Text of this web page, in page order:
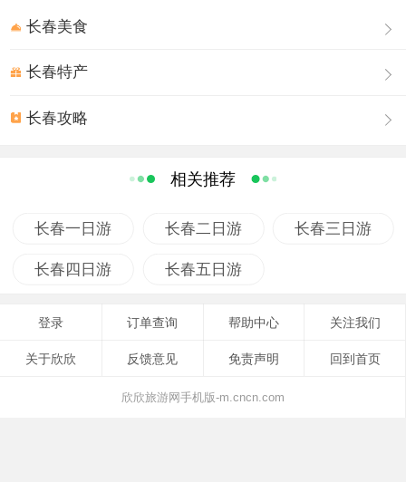
山脚下汉白玉雕琢的仙女擎月曾是净月潭的象征。观潭
级台阶，可参观太平钟楼和碧松净月塔楼。建195级台阶，
是因为“1”、“9”、“5”寓意 “要”、“永久”、“造福”。太平钟楼始
楼以“警钟长鸣、天下太平”而得名。钟声浑厚悠扬。黑色玄
草一木和渴望家乡安定太平、繁荣昌盛。如果万一发生一
次重大森林火灾就在地图上其实际地理位置刻一标记，以
敲响太平钟声，祈祷一世平安。与钟楼比邻拔地而起的是
长春美食
长春特产
长春攻略
相关推荐
长春一日游 长春二日游 长春三日游
长春四日游 长春五日游
登录 订单查询 帮助中心 关注我们
关于欣欣 反馈意见 免责声明 回到首页
欣欣旅游网手机版-m.cncn.com